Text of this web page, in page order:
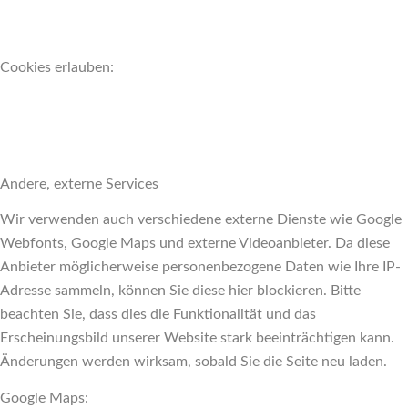
Cookies erlauben:
Andere, externe Services
Wir verwenden auch verschiedene externe Dienste wie Google
Webfonts, Google Maps und externe Videoanbieter. Da diese
Anbieter möglicherweise personenbezogene Daten wie Ihre IP-
Adresse sammeln, können Sie diese hier blockieren. Bitte
beachten Sie, dass dies die Funktionalität und das
Erscheinungsbild unserer Website stark beeinträchtigen kann.
Änderungen werden wirksam, sobald Sie die Seite neu laden.
Google Maps: